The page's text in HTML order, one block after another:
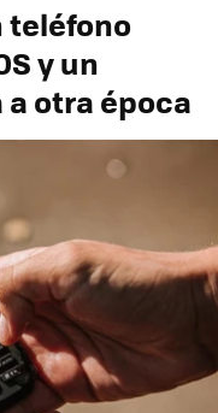
teléfono
y un
otra época